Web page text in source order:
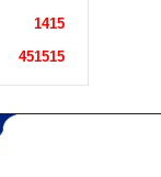
1415
451515